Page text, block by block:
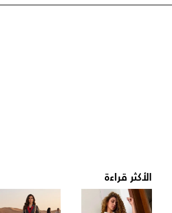
الأكثر قراءة